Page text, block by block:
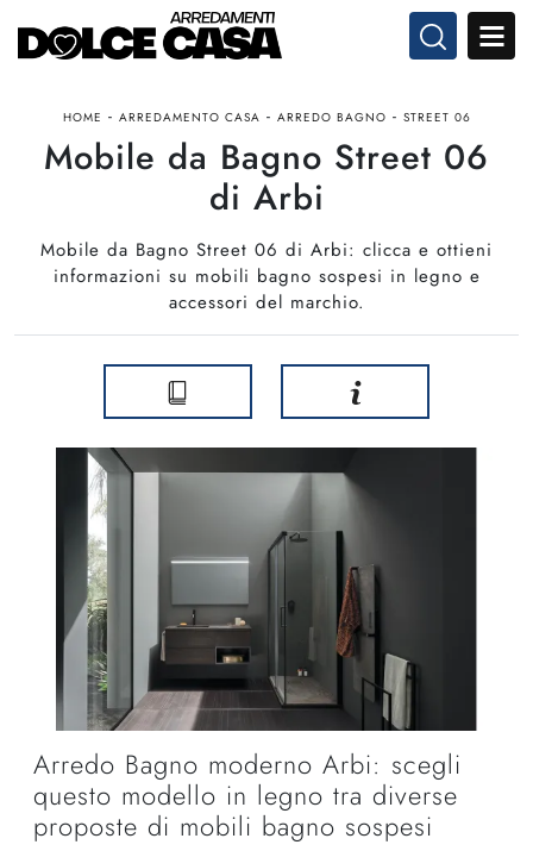
HOME - ARREDAMENTO CASA - ARREDO BAGNO - STREET 06
Mobile da Bagno Street 06
di Arbi
Mobile da Bagno Street 06 di Arbi: clicca e ottieni
informazioni su mobili bagno sospesi in legno e
accessori del marchio.
Arredo Bagno moderno Arbi: scegli
questo modello in legno tra diverse
proposte di mobili bagno sospesi